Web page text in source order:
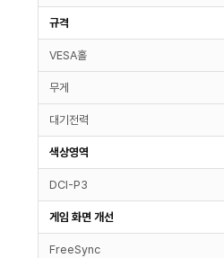
규격
VESA홀
무게
대기전력
색상영역
DCI-P3
게임 화면 개선
FreeSync